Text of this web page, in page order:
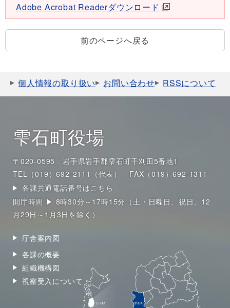
Adobe Acrobat Readerダウンロード
前のページへ戻る
個人情報の取り扱い お問い合わせ RSSについて
雫石町役場
〒020-0595 岩手県岩手郡雫石町千刈田5番地1
TEL（019）692-2111（代表）
FAX（019）692-1311
各課共通電話番号はこちら
開庁時間 ▶ 8時30分～17時15分（土・日曜日、祝日、12
月29日～1月3日を除く）
庁舎案内図
各課の概要
組織機構図
視察受入について